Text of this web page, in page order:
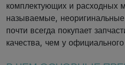
комплектующих и расходных
называемые,
почти всегда покупает
качества, чем у